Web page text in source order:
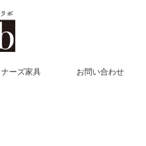
ーズ家具 お問い合わせ